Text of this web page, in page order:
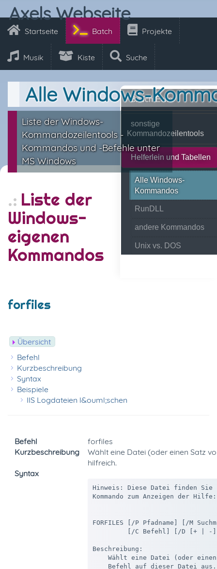
Axels Webseite
Startseite Batch Projekte
Musik Kiste Suche
BATch-Ecke
sonstige
Kommandozeilentools
Helferlein und Tabellen
Alle Windows-
Kommandos
RunDLL
andere Kommandos
Unix vs. DOS
Alle Windows-
Liste der Windows-
Kommandozeilentools -
Kommandos und -Befehle unter
MS Windows
Liste der
Windows-
eigenen
Kommandos
forfiles
Übersicht
Befehl
Kurzbeschreibung
Syntax
Beispiele
IIS Logdateien l&ouml;schen
Befehl
forfiles
Kurzbeschreibung
Wählt eine Datei (oder einen Satz
hilfreich.
Syntax
Hinweis: Diese Datei finden Sie
Kommando zum Anzeigen der
FORFILES [/P Pfadname] [/M
[/C Befehl] [/D [+ | -
Beschreibung:
Wählt eine Datei (oder
Befehl auf dieser Datei